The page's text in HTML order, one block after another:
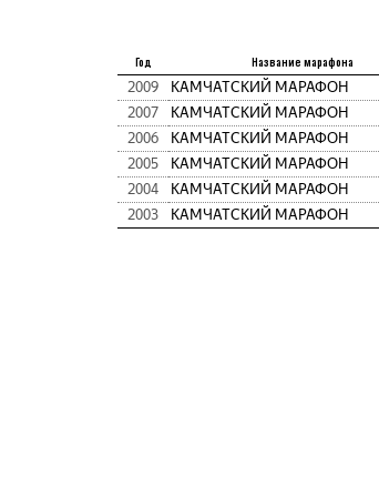
Год Название марафона
2009 КАМЧАТСКИЙ МАРАФОН
2007
КАМЧАТСКИЙ МАРАФОН
2006
КАМЧАТСКИЙ МАРАФОН
2005
КАМЧАТСКИЙ МАРАФОН
2004
КАМЧАТСКИЙ МАРАФОН
2003
КАМЧАТСКИЙ МАРАФОН